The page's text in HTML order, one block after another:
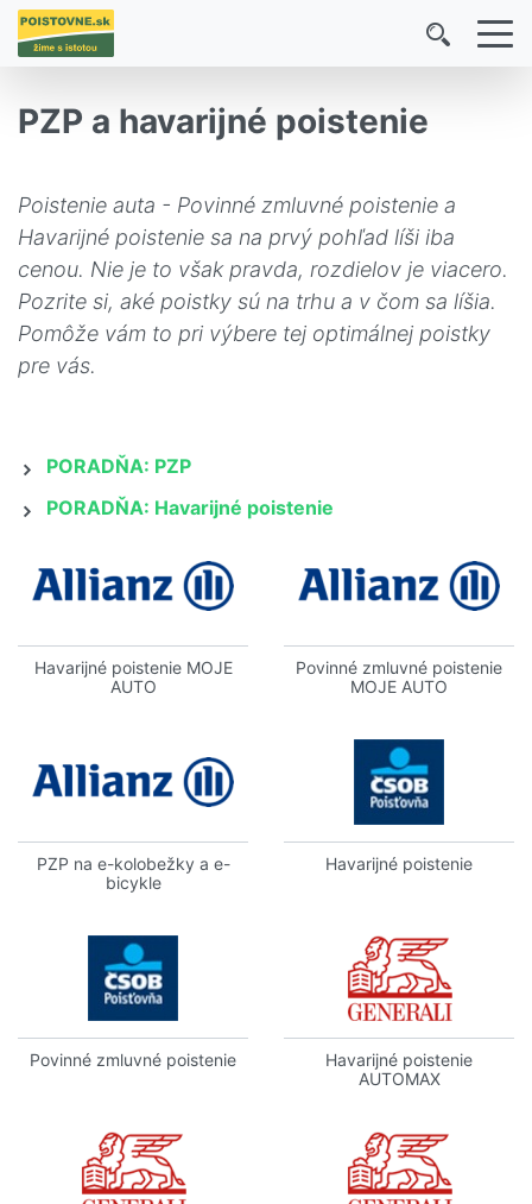
PZP a havarijné poistenie
Poistenie auta - Povinné zmluvné poistenie a
Havarijné poistenie sa na prvý pohľad líši iba
cenou. Nie je to však pravda, rozdielov je viacero.
Pozrite si, aké poistky sú na trhu a v čom sa líšia.
Pomôže vám to pri výbere tej optimálnej poistky
pre vás.
PORADŇA: PZP
PORADŇA: Havarijné poistenie
Havarijné poistenie MOJE
AUTO
Povinné zmluvné poistenie
MOJE AUTO
PZP na e-kolobežky a e-
bicykle
Havarijné poistenie
Povinné zmluvné poistenie
Havarijné poistenie
AUTOMAX